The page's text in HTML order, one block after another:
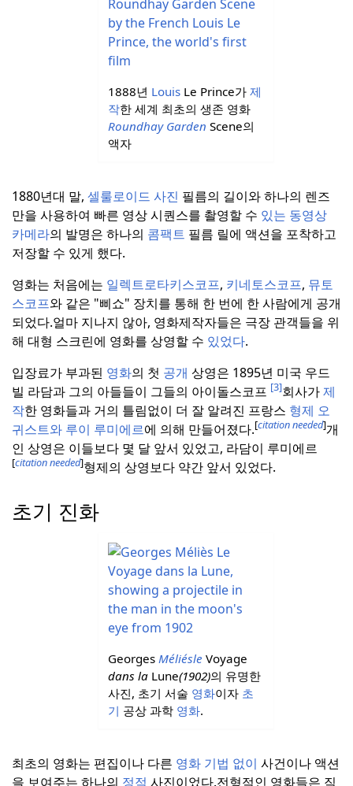
1888년 Louis Le Prince가 제
작한 세계 최초의 생존 영화
Roundhay Garden Scene의
액자
1880년대 말, 셀룰로이드 사진 필름의 길이와 하나의 렌즈
만을 사용하여 빠른 영상 시퀀스를 촬영할 수 있는 동영상
카메라의 발명은 하나의 콤팩트 필름 릴에 액션을 포착하고
저장할 수 있게 했다.
영화는 처음에는 일렉트로타키스코프, 키네토스코프, 뮤토
스코프와 같은 "삐쇼" 장치를 통해 한 번에 한 사람에게 공개
되었다.얼마 지나지 않아, 영화제작자들은 극장 관객들을 위
해 대형 스크린에 영화를 상영할 수 있었다.
입장료가 부과된 영화의 첫 공개 상영은 1895년 미국 우드
빌 라담과 그의 아들들이 그들의 아이돌스코프 [3]회사가제
작한 영화들과 거의 틀림없이 더 잘 알려진 프랑스 형제 오
귀스트와 루이 루미에르에 의해 만들어졌다.[citation needed]개
인 상영은 이들보다 몇 달 앞서 있었고, 라담이 루미에르
[citation needed]형제의 상영보다 약간 앞서 있었다.
초기 진화
Georges Méliésle Voyage
dans la Lune(1902)의 유명한
사진, 초기 서술 영화이자 초
기 공상 과학 영화.
최초의 영화는 편집이나 다른 영화 기법 없이 사건이나 액션
을 보여주는 하나의 정적 사진이었다.전형적인 영화들은 직